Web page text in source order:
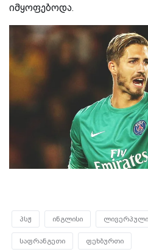
იმყოფებოდა.
პსჟ ინგლისი ლივერპული
საფრანგეთი ფეხბურთი